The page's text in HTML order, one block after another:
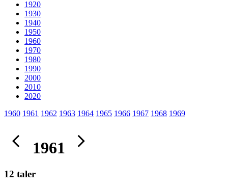
1920
1930
1940
1950
1960
1970
1980
1990
2000
2010
2020
1960 1961 1962 1963 1964 1965 1966 1967 1968 1969
1961
12 taler